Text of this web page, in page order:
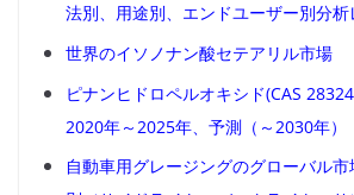
法別、用途別、エンドユーザー別分析
世界のイソノナン酸セテアリル市場
ピナンヒドロペルオキシド(CAS
2020年～2025年、予測（～2030年）
自動車用グレージングのグローバル